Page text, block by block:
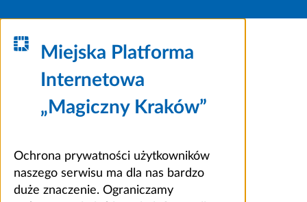
Miejska Platforma
Internetowa
„Magiczny Kraków”
Ochrona prywatności użytkowników
naszego serwisu ma dla nas bardzo
duże znaczenie. Ograniczamy